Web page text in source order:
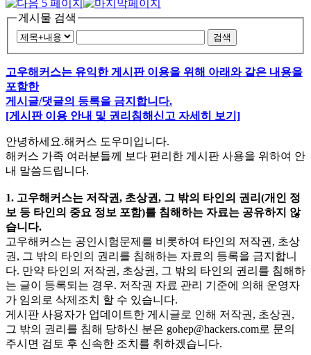
게시물 검색
검색
고우해커스는 유익한 게시판 이용을 위해 아래와 같은 내용을
포함한
게시글/댓글의 등록을 금지합니다.
[게시판 이용 안내 및 권리침해신고 자세히 보기]
안녕하세요.해커스 도우미입니다.
해커스 가족 여러분들께 보다 편리한 게시판 사용을 위하여 안
내 말씀드립니다.
1. 고우해커스는 저작권, 초상권, 그 밖의 타인의 권리(개인 정
보 등 타인의 중요 정보 포함)를 침해하는 자료는 공유하지 않
습니다.
고우해커스는 공인시험문제를 비롯하여 타인의 저작권, 초상
권, 그 밖의 타인의 권리를 침해하는 자료의 등록을 금지합니
다. 만약 타인의 저작권, 초상권, 그 밖의 타인의 권리를 침해하
는 글이 등록되는 경우. 저작권 자료 관리 기준에 의해 운영자
가 임의로 삭제조치 할 수 있습니다.
게시판 사용자가 업데이트한 게시글로 인해 저작권, 초상권,
그 밖의 권리를 침해 당하신 분은 gohep@hackers.com로 문의
주시면 검토 후 신속한 조치를 취하겠습니다.